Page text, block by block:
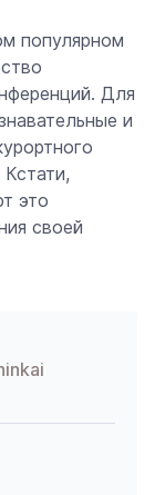
популярном
Для
и
это
своей